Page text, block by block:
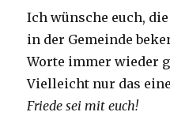
Ich wünsche euch,
in der Gemeinde
Worte immer wieder
Vielleicht nur das
Friede sei mit euch!